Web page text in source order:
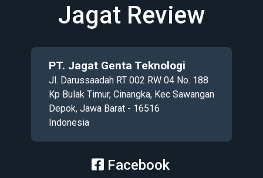
Jagat Review
PT. Jagat Genta Teknologi
Jl. Darussaadah RT 002 RW 04 No. 188
Kp Bulak Timur, Cinangka, Kec Sawangan
Depok, Jawa Barat - 16516
Indonesia
Facebook